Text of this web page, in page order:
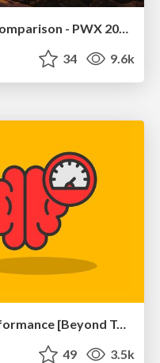
Java REST API Framework Comparison - PWX 2021
34 9.6k
The Psychology of Web Performance [Beyond Tellerrand 2023]
49 3.5k